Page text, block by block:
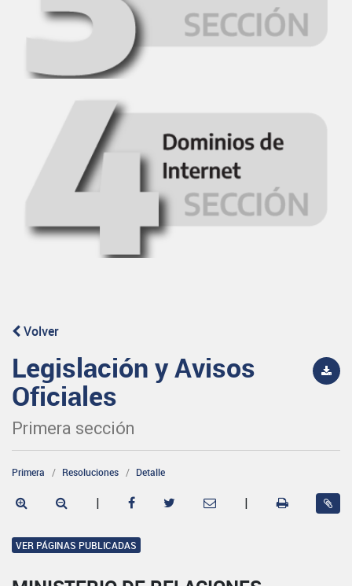
Volver
Legislación y Avisos
Oficiales
Primera sección
Primera Resoluciones Detalle
| |
VER PÁGINAS PUBLICADAS